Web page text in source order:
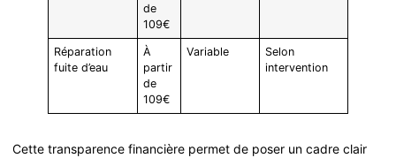
de
109€
Réparation
fuite d’eau
À
partir
de
109€
Variable
Selon
intervention
Cette transparence financière permet de poser un cadre clair